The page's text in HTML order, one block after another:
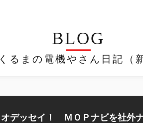
BLOG
くるまの電機やさん日記（
オデッセイ！ ＭＯＰナビを社外